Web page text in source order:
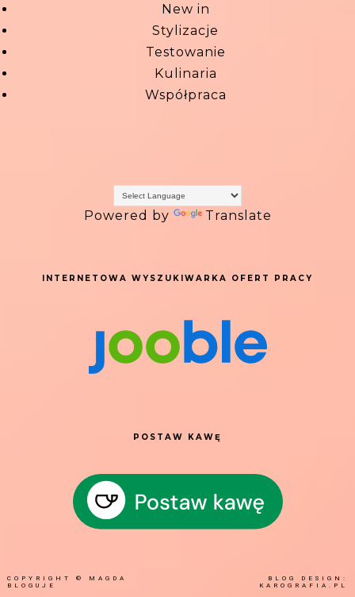
New in
Stylizacje
Testowanie
Kulinaria
Współpraca
Powered by Translate
INTERNETOWA WYSZUKIWARKA OFERT PRACY
POSTAW KAWĘ
COPYRIGHT ©
MAGDA
BLOGUJE
BLOG DESIGN:
KAROGRAFIA.PL